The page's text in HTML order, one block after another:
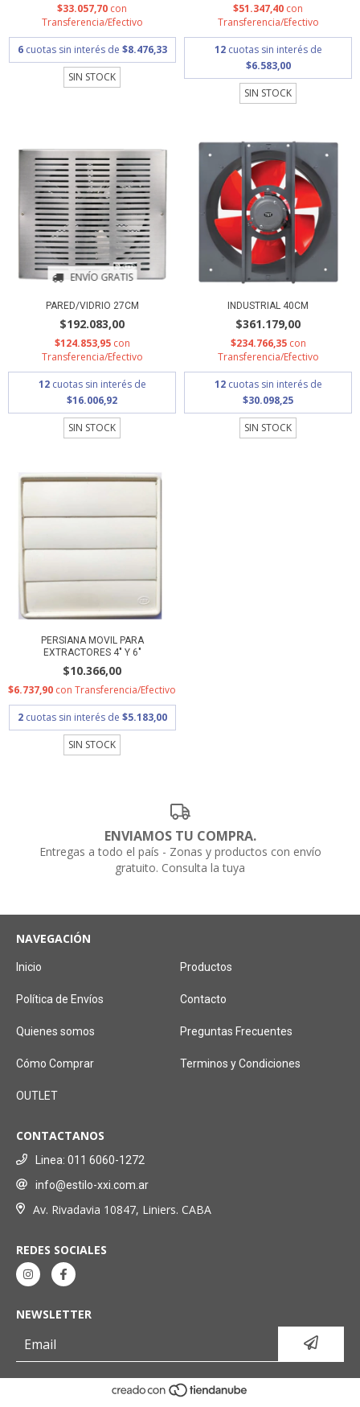
$33.057,70 con
Transferencia/Efectivo
6 cuotas sin interés de $8.476,33
SIN STOCK
$51.347,40 con
Transferencia/Efectivo
12 cuotas sin interés de
$6.583,00
SIN STOCK
ENVÍO GRATIS
PARED/VIDRIO 27CM
$192.083,00
$124.853,95 con
Transferencia/Efectivo
12 cuotas sin interés de
$16.006,92
SIN STOCK
INDUSTRIAL 40CM
$361.179,00
$234.766,35 con
Transferencia/Efectivo
12 cuotas sin interés de
$30.098,25
SIN STOCK
PERSIANA MOVIL PARA
EXTRACTORES 4" Y 6"
$10.366,00
$6.737,90 con Transferencia/Efectivo
2 cuotas sin interés de $5.183,00
SIN STOCK
ENVIAMOS TU COMPRA.
Entregas a todo el país - Zonas y productos con envío
gratuito. Consulta la tuya
NAVEGACIÓN
Inicio Productos
Política de Envíos Contacto
Quienes somos Preguntas Frecuentes
Cómo Comprar Terminos y Condiciones
OUTLET
CONTACTANOS
Linea: 011 6060-1272
info@estilo-xxi.com.ar
Av. Rivadavia 10847, Liniers. CABA
REDES SOCIALES
NEWSLETTER